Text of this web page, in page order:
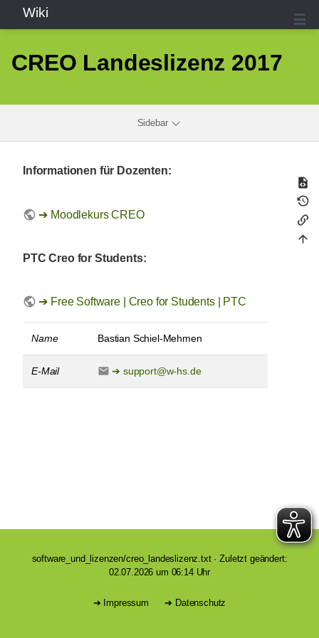
Wiki
CREO Landeslizenz 2017
Sidebar
Informationen für Dozenten:
Moodlekurs CREO
PTC Creo for Students:
Free Software | Creo for Students | PTC
Name Bastian Schiel-Mehmen
E-Mail support@w-hs.de
software_und_lizenzen/creo_landeslizenz.txt· Zuletzt geändert:
02.07.2026 um 06:14 Uhr
Impressum Datenschutz